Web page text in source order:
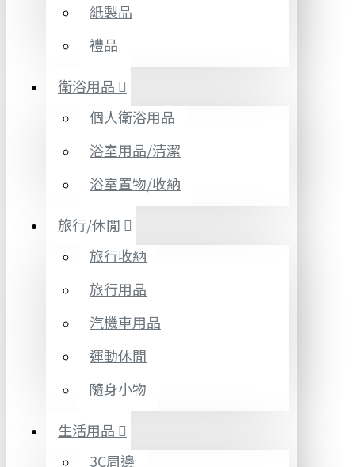
紙製品
禮品
衛浴用品
個人衛浴用品
浴室用品/清潔
浴室置物/收納
旅行/休閒
旅行收納
旅行用品
汽機車用品
運動休閒
隨身小物
生活用品
3C周邊